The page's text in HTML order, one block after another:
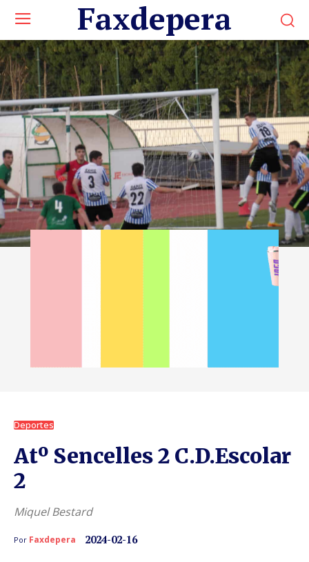
Faxdepera
Deportes
Atº Sencelles 2 C.D.Escolar
2
Miquel Bestard
Por Faxdepera 2024-02-16